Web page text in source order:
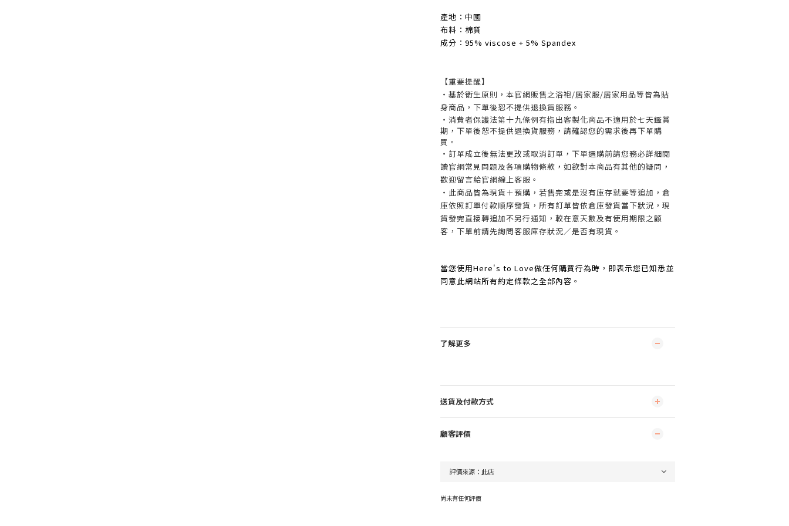
產地：中國
布料：棉質
成分：95% viscose + 5% Spandex
【重要提醒】
・基於衛生原則，本官網販售之浴袍/居家服/居家用品等皆為貼
身商品，下單後恕不提供退換貨服務。
・消費者保護法第十九條例有指出客製化商品不適用於七天鑑賞
期，下單後恕不提供退換貨服務，請確認您的需求後再下單購
買。
・訂單成立後無法更改或取消訂單， 下單選購前請您務必詳細閱
讀官網常見問題及各項購物條款，如欲對本商品有其他的疑問，
歡迎留言給官網線上客服。
・此商品皆為現貨＋預購，若售完或是沒有庫存就要等追加，倉
庫依照訂單付款順序發貨，所有訂單皆依倉庫發貨當下狀況，現
貨發完直接轉追加不另行通知，較在意天數及有使用期限之顧
客，下單前請先詢問客服庫存狀況／是否有現貨。
當您使用Here's to Love做任何購買行為時，即表示您已知悉並
同意此網站所有約定條款之全部內容。
了解更多
送貨及付款方式
顧客評價
尚未有任何評價